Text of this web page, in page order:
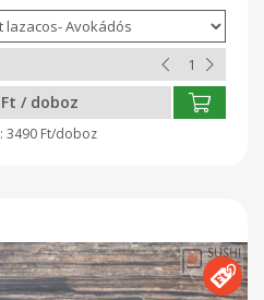
Ft / doboz
3490 Ft/doboz